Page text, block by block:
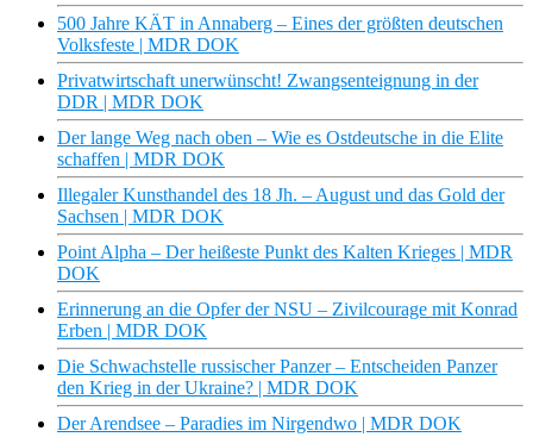
500 Jahre KÄT in Annaberg – Eines der größten deutschen
Volksfeste | MDR DOK
Privatwirtschaft unerwünscht! Zwangsenteignung in der
DDR | MDR DOK
Der lange Weg nach oben – Wie es Ostdeutsche in die Elite
schaffen | MDR DOK
Illegaler Kunsthandel des 18 Jh. – August und das Gold der
Sachsen | MDR DOK
Point Alpha – Der heißeste Punkt des Kalten Krieges | MDR
DOK
Erinnerung an die Opfer der NSU – Zivilcourage mit Konrad
Erben | MDR DOK
Die Schwachstelle russischer Panzer – Entscheiden Panzer
den Krieg in der Ukraine? | MDR DOK
Der Arendsee – Paradies im Nirgendwo | MDR DOK